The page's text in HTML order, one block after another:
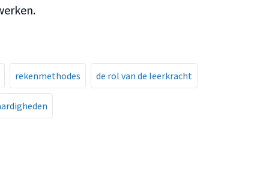
rekenmethodes de rol van de leerkracht